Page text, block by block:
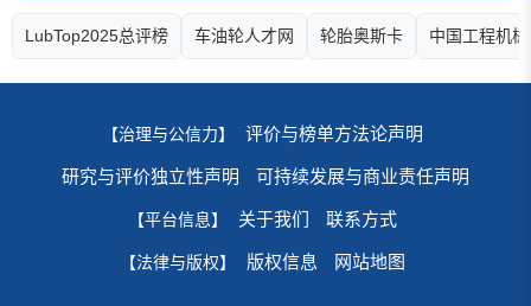
LubTop2025总评榜 车油轮人才网 轮胎奥斯卡 中国工程机
【治理与公信力】 评价与榜单方法论声明
研究与评价独立性声明 可持续发展与商业责任声明
【平台信息】 关于我们 联系方式
【法律与版权】 版权信息 网站地图